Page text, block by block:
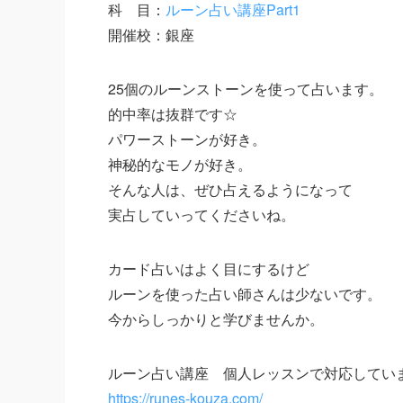
科 目： ルーン占い講座Part1
開催校：銀座
25個のルーンストーンを使って占います。
的中率は抜群です☆
パワーストーンが好き。
神秘的なモノが好き。
そんな人は、ぜひ占えるようになって
実占していってくださいね。
カード占いはよく目にするけど
ルーンを使った占い師さんは少ないです。
今からしっかりと学びませんか。
ルーン占い講座 個人レッスンで対応してい
https://runes-kouza.com/